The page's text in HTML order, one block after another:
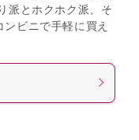
派とホクホク派、そ
ビニで手軽に買え